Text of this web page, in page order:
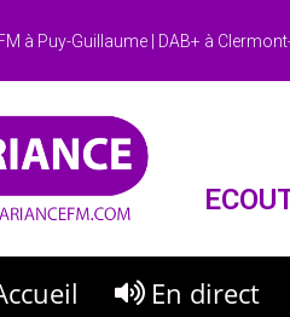
à Puy-Guillaume | DAB+ à
En direct